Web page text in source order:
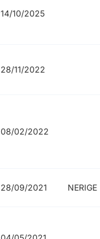
14/10/2025
28/11/2022
08/02/2022
28/09/2021 NERIGE